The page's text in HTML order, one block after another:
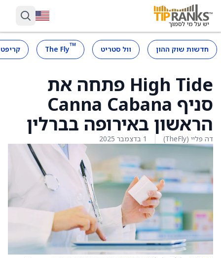
חדשות שוק ההון וול סטריט ™
The Fly
High Tide פתחה את
סניף Canna Cabana
הראשון באירופה בברלין
דה פליי (TheFly) 1 בדצמבר 2025